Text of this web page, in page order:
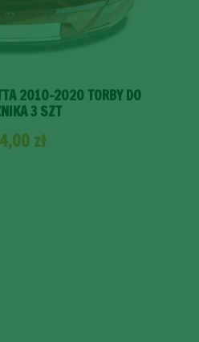
2010-2020 TORBY DO
3 SZT
zł